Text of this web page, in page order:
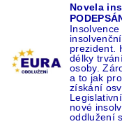
Novela
prezident.
délky
osoby.
a to jak
získání
nové
oddlužení